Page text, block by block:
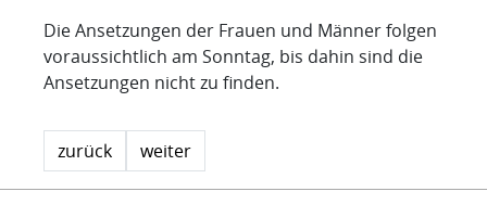
Die Ansetzungen der Frauen und Männer folgen
voraussichtlich am Sonntag, bis dahin sind die
Ansetzungen nicht zu finden.
zurück weiter